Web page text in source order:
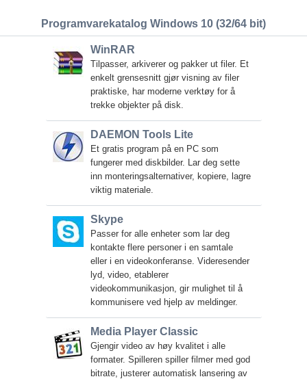
Programvarekatalog Windows 10 (32/64 bit)
WinRAR
Tilpasser, arkiverer og pakker ut filer. Et
enkelt grensesnitt gjør visning av filer
praktiske, har moderne verktøy for å
trekke objekter på disk.
DAEMON Tools Lite
Et gratis program på en PC som
fungerer med diskbilder. Lar deg sette
inn monteringsalternativer, kopiere, lagre
viktig materiale.
Skype
Passer for alle enheter som lar deg
kontakte flere personer i en samtale
eller i en videokonferanse. Videresender
lyd, video, etablerer
videokommunikasjon, gir mulighet til å
kommunisere ved hjelp av meldinger.
Media Player Classic
Gjengir video av høy kvalitet i alle
formater. Spilleren spiller filmer med god
bitrate, justerer automatisk lansering av